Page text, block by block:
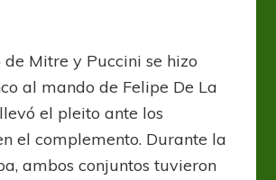
de Mitre y Puccini se hizo
al mando de Felipe De La
el pleito ante los
el complemento. Durante la
ambos conjuntos tuvieron